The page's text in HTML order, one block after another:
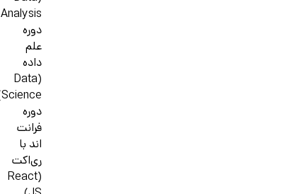
Analysis)
دوره
علم
داده
(Data
Science)
دوره
فرانت
اند با
ری‌اکت
(React